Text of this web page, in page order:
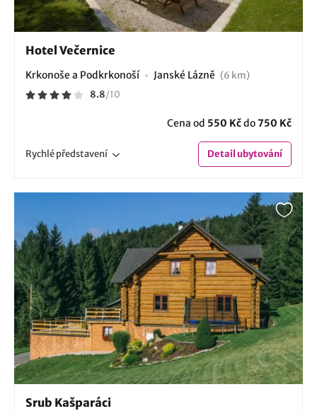
Hotel Večernice
Krkonoše a Podkrkonoší Janské Lázně (6 km)
8.8/10
Cena od 550 Kčdo750 Kč
Rychlépředstavení Detailubytování
Srub Kašparáci